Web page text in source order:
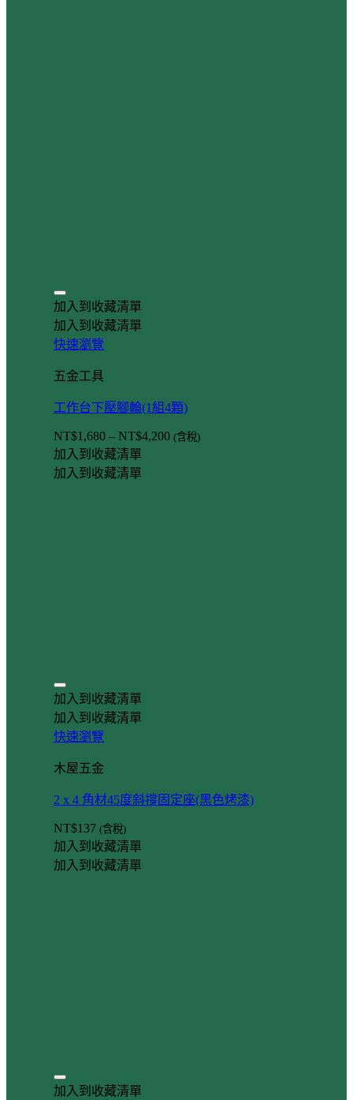
加入到收藏清單
加入到收藏清單
快速瀏覽
五金工具
工作台下壓腳輪(1組4顆)
NT$1,680 – NT$4,200 (含稅)
加入到收藏清單
加入到收藏清單
加入到收藏清單
加入到收藏清單
快速瀏覽
木屋五金
2 x 4 角材45度斜撐固定座(黑色烤漆)
NT$137 (含稅)
加入到收藏清單
加入到收藏清單
加入到收藏清單